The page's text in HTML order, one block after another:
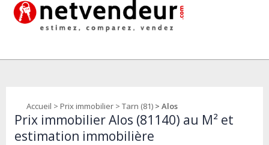
Accueil > Prix immobilier > Tarn (81) > Alos
Prix immobilier Alos (81140) au M² et
estimation immobilière